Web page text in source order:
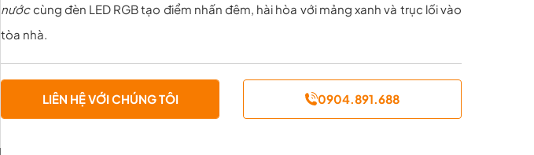
nướccùng đèn LED RGB tạo điểm nhấn đêm, hài hòa với mảng xanh và trục lối vào
tòa nhà.
LIÊN HỆ VỚI CHÚNG TÔI 0904.891.688